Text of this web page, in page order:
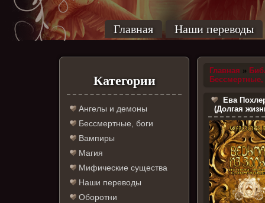
Главная Наши переводы
Категории
Ангелы и демоны
Бессмертные, боги
Вампиры
Магия
Мифические существа
Наши переводы
Оборотни
Главная »
Бессмертные,
Ева
(Долгая